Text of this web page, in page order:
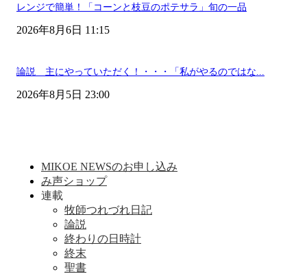
レンジで簡単！「コーンと枝豆のポテサラ」旬の一品
2026年8月6日 11:15
論説 主にやっていただく！・・・「私がやるのではな...
2026年8月5日 23:00
MIKOE NEWSのお申し込み
み声ショップ
連載
牧師つれづれ日記
論説
終わりの日時計
終末
聖書